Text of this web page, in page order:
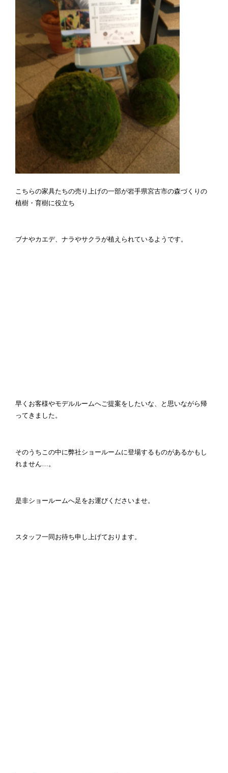
こちらの家具たちの売り上げの一部が岩手県宮古市の森づくりの
植樹・育樹に役立ち
ブナやカエデ、ナラやサクラが植えられているようです。
早くお客様やモデルルームへご提案をしたいな、と思いながら帰
ってきました。
そのうちこの中に弊社ショールームに登場するものがあるかもし
れません…。
是非ショールームへ足をお運びくださいませ。
スタッフ一同お待ち申し上げております。